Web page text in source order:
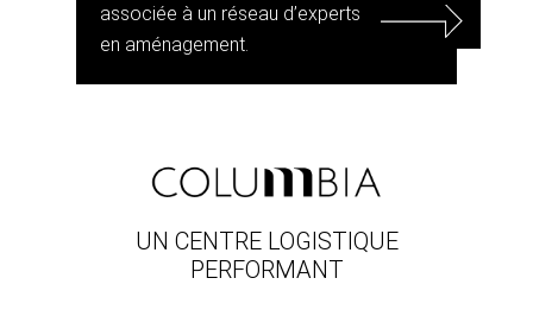
associée à un réseau d’experts
en aménagement.
UN CENTRE LOGISTIQUE
PERFORMANT